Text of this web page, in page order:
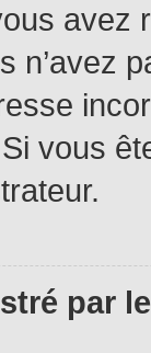
n’avez
vous
par